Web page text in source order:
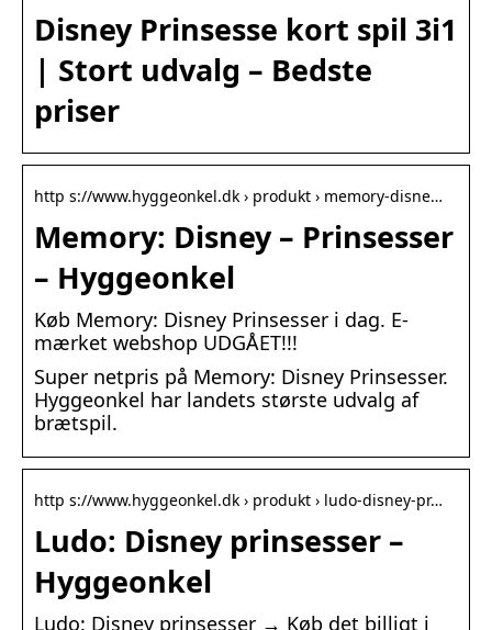
Disney Prinsesse kort spil 3i1
| Stort udvalg – Bedste
priser
http s://www.hyggeonkel.dk › produkt › memory-disne…
Memory: Disney – Prinsesser
– Hyggeonkel
Køb Memory: Disney Prinsesser i dag. E-
mærket webshop UDGÅET!!!
Super netpris på Memory: Disney Prinsesser.
Hyggeonkel har landets største udvalg af
brætspil.
http s://www.hyggeonkel.dk › produkt › ludo-disney-pr…
Ludo: Disney prinsesser –
Hyggeonkel
Ludo: Disney prinsesser → Køb det billigt i